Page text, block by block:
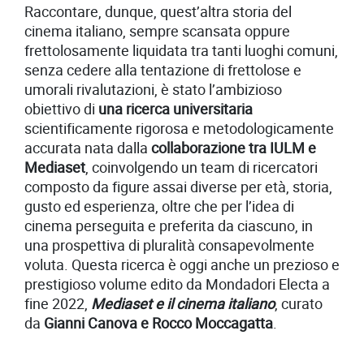
Raccontare, dunque, quest’altra storia del
cinema italiano, sempre scansata oppure
frettolosamente liquidata tra tanti luoghi comuni,
senza cedere alla tentazione di frettolose e
umorali rivalutazioni, è stato l’ambizioso
obiettivo di una ricerca universitaria
scientificamente rigorosa e metodologicamente
accurata nata dalla collaborazione tra IULM e
Mediaset, coinvolgendo un team di ricercatori
composto da figure assai diverse per età, storia,
gusto ed esperienza, oltre che per l’idea di
cinema perseguita e preferita da ciascuno, in
una prospettiva di pluralità consapevolmente
voluta. Questa ricerca è oggi anche un prezioso e
prestigioso volume edito da Mondadori Electa a
fine 2022, Mediaset e il cinema italiano, curato
da Gianni Canova e Rocco Moccagatta.